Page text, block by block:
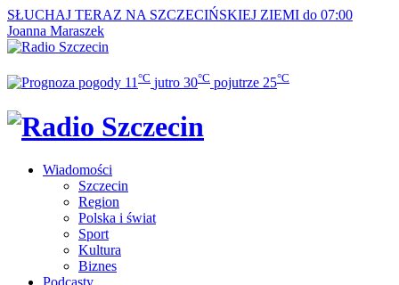
SŁUCHAJ TERAZ NA SZCZECIŃSKIEJ ZIEMI do 07:00
Joanna Maraszek
11 °C jutro 30°C pojutrze 25°C
Wiadomości
Szczecin
Region
Polska i świat
Sport
Kultura
Biznes